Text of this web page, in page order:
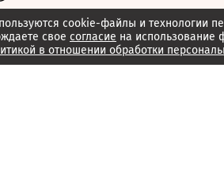
cookie-файлы и технологии
свое согласие на использование
в отношении обработки